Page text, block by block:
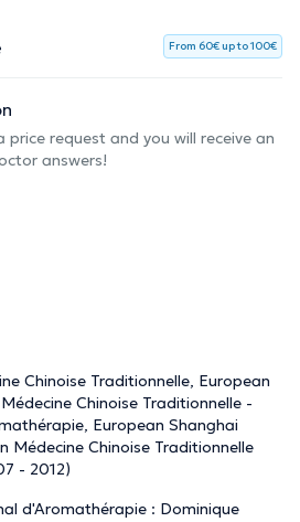
From 60€ up to 100€
price request and you will receive an
answers!
Chinoise Traditionnelle, European
Chinoise Traditionnelle -
European Shanghai
Médecine Chinoise Traditionnelle
- 2012)
d'Aromathérapie : Dominique